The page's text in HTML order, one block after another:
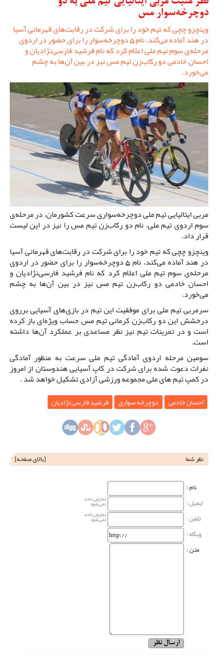
دوچرخه‌سوار مس
وینچزو چچی که تیم خود را برای شرکت در رقابت‌های قهرمانی آسیا
در هند آماده می‌کند، نام 5 دوچرخه‌سوار را برای حضور در اردوی
مرحله‌ی سوم تیم ملی اعلام کرد که نام فرشید فارسی‌نژادیان و
احسان خادمی دو رکاب‌زن تیم مس نیز در بین آن‌ها به چشم
می‌خورد.
مربی ایتالیایی تیم ملی دوچرخه‌سواری سرعت کشورمان، در مرحله‌ی
سوم اردوی تیم ملی، نام دو رکاب‌زن تیم مس را نیز در این لیست
قرار داد.
وینچزو چچی که تیم خود را برای شرکت در رقابت‌های قهرمانی آسیا
در هند آماده می‌کند، نام 5 دوچرخه‌سوار را برای حضور در اردوی
مرحله‌ی سوم تیم ملی اعلام کرد که نام فرشید فارسی‌نژادیان و
احسان خادمی دو رکاب‌زن تیم مس نیز در بین آن‌ها به چشم
می‌خورد.
سرمربی تیم ملی برای موفقیت این تیم در بازی‌های آسیایی برروی
درخشش این دو رکاب‌زن کرمانی تیم مس حساب ویژه‌ای باز کرده
است و در تمرینات تیم نیز نظر مساعدی بر عملکرد آن‌ها داشته
است.
سومین مرحله اردوی آمادگی تیم ملی سرعت به منظور آمادگی
نفرات دعوت شده برای شرکت در کاپ آسیایی هندوستان از امروز
در کمپ تیم های ملی مجموعه ورزشی آزادی تشکیل خواهد شد .
احسان خادمی دوچرخه سواری فرشید فارسی نژادیان
نظر شما [بالای صفحه]
نام‌ :
ایمیل :
نمایش داده
نمی‌شود
تلفن : نمایش داده
نمی‌شود
وبگاه‌ :
متن :